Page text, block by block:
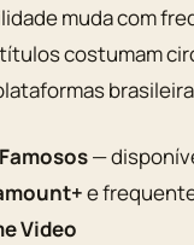
muda com
costumam
—
e
Video